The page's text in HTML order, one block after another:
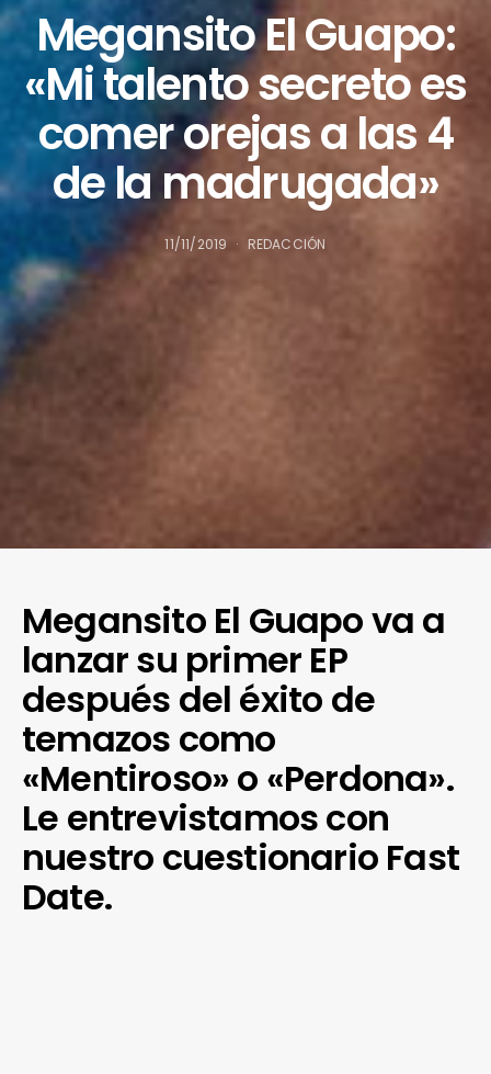
Megansito El Guapo:
«Mi talento secreto es
comer orejas a las 4
de la madrugada»
11/11/2019 REDACCIÓN
Megansito El Guapo va a
lanzar su primer EP
después del éxito de
temazos como
«Mentiroso» o «Perdona».
Le entrevistamos con
nuestro cuestionario Fast
Date.